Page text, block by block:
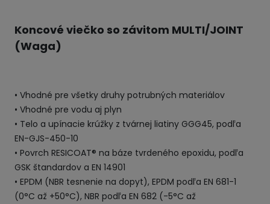
Koncové viečko so závitom MULTI/JOINT
(Waga)
• Vhodné pre všetky druhy potrubných materiálov
• Vhodné pre vodu aj plyn
• Telo a upínacie krúžky z tvárnej liatiny GGG45, podľa
EN-GJS-450-10
• Povrch RESICOAT® na báze tvrdeného epoxidu, podľa
GSK štandardov a EN 14901
• EPDM (NBR tesnenie na dopyt), EPDM podľa EN 681-1
(0°C až +50°C), NBR podľa EN 682 (-5°C až